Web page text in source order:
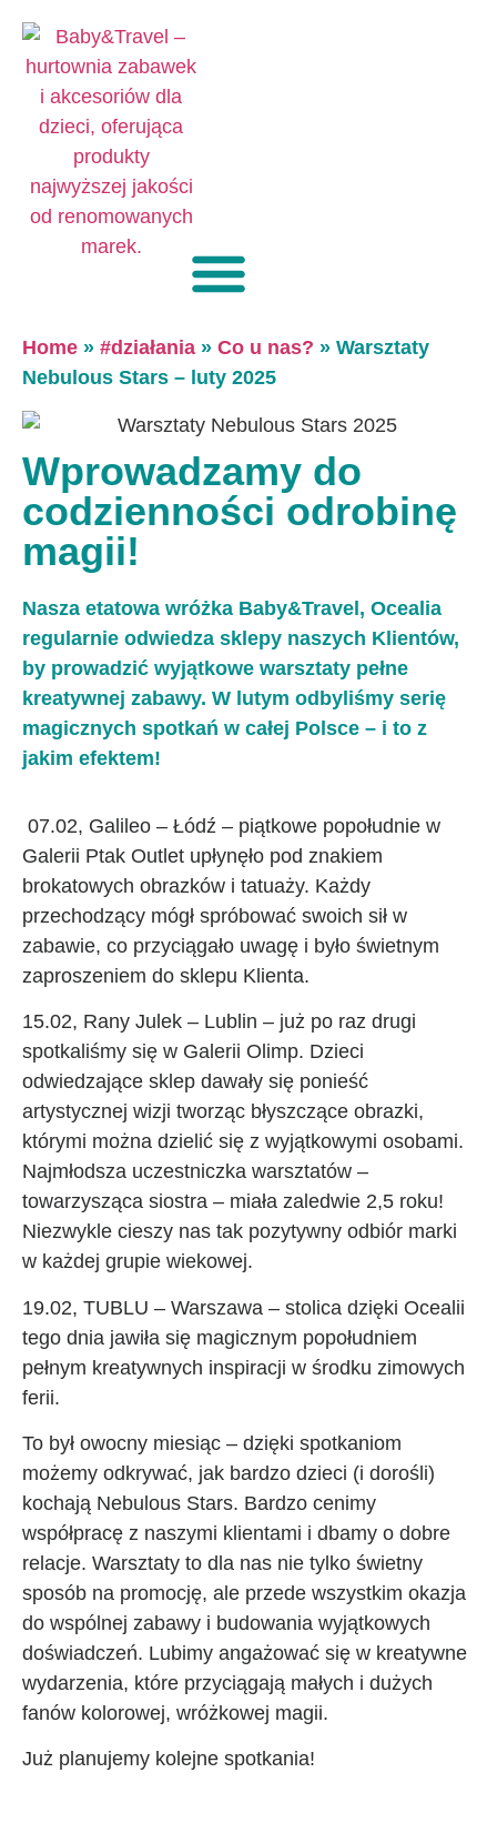
Home » #działania » Co u nas? » Warsztaty
Nebulous Stars – luty 2025
Wprowadzamy do
codzienności odrobinę
magii!
Nasza etatowa wróżka Baby&Travel, Ocealia
regularnie odwiedza sklepy naszych Klientów,
by prowadzić wyjątkowe warsztaty pełne
kreatywnej zabawy. W lutym odbyliśmy serię
magicznych spotkań w całej Polsce – i to z
jakim efektem!
07.02, Galileo – Łódź – piątkowe popołudnie w
Galerii Ptak Outlet upłynęło pod znakiem
brokatowych obrazków i tatuaży. Każdy
przechodzący mógł spróbować swoich sił w
zabawie, co przyciągało uwagę i było świetnym
zaproszeniem do sklepu Klienta.
15.02, Rany Julek – Lublin – już po raz drugi
spotkaliśmy się w Galerii Olimp. Dzieci
odwiedzające sklep dawały się ponieść
artystycznej wizji tworząc błyszczące obrazki,
którymi można dzielić się z wyjątkowymi osobami.
Najmłodsza uczestniczka warsztatów –
towarzysząca siostra – miała zaledwie 2,5 roku!
Niezwykle cieszy nas tak pozytywny odbiór marki
w każdej grupie wiekowej.
19.02, TUBLU – Warszawa – stolica dzięki Ocealii
tego dnia jawiła się magicznym popołudniem
pełnym kreatywnych inspiracji w środku zimowych
ferii.
To był owocny miesiąc – dzięki spotkaniom
możemy odkrywać, jak bardzo dzieci (i dorośli)
kochają Nebulous Stars. Bardzo cenimy
współpracę z naszymi klientami i dbamy o dobre
relacje. Warsztaty to dla nas nie tylko świetny
sposób na promocję, ale przede wszystkim okazja
do wspólnej zabawy i budowania wyjątkowych
doświadczeń. Lubimy angażować się w kreatywne
wydarzenia, które przyciągają małych i dużych
fanów kolorowej, wróżkowej magii.
Już planujemy kolejne spotkania!